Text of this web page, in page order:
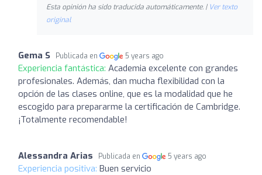
Esta opinión ha sido traducida automáticamente. | Ver texto
original
Gema S Publicada en 5 years ago
Experiencia fantástica: Academia excelente con grandes
profesionales. Además, dan mucha flexibilidad con la
opción de las clases online, que es la modalidad que he
escogido para prepararme la certificación de Cambridge.
¡Totalmente recomendable!
Alessandra Arias Publicada en 5 years ago
Experiencia positiva: Buen servicio